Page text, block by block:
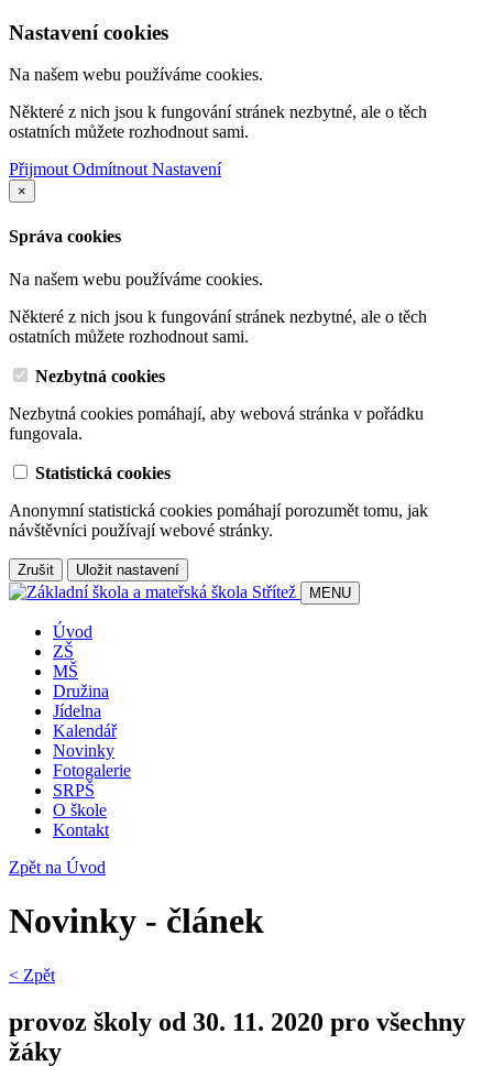
Nastavení cookies
Na našem webu používáme cookies.
Některé z nich jsou k fungování stránek nezbytné, ale o těch
ostatních můžete rozhodnout sami.
PřijmoutOdmítnoutNastavení
×
Správa cookies
Na našem webu používáme cookies.
Některé z nich jsou k fungování stránek nezbytné, ale o těch
ostatních můžete rozhodnout sami.
Nezbytná cookies
Nezbytná cookies pomáhají, aby webová stránka v pořádku
fungovala.
Statistická cookies
Anonymní statistická cookies pomáhají porozumět tomu, jak
návštěvníci používají webové stránky.
Zrušit
Uložit nastavení
MENU
Úvod
ZŠ
MŠ
Družina
Jídelna
Kalendář
Novinky
Fotogalerie
SRPŠ
O škole
Kontakt
Zpět na Úvod
Novinky - článek
< Zpět
provoz školy od 30. 11. 2020 pro všechny
žáky